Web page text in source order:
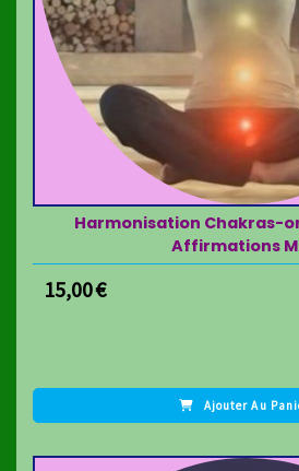
Harmonisation Chakras-
Affirmations
15,00€
Ajouter Au